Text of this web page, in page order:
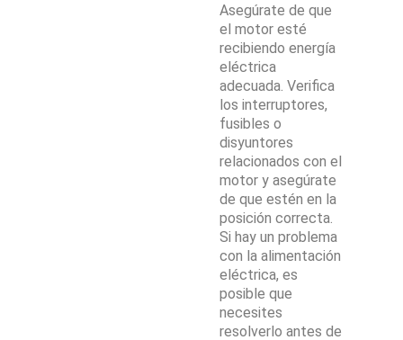
Asegúrate de que
el motor esté
recibiendo energía
eléctrica
adecuada. Verifica
los interruptores,
fusibles o
disyuntores
relacionados con el
motor y asegúrate
de que estén en la
posición correcta.
Si hay un problema
con la alimentación
eléctrica, es
posible que
necesites
resolverlo antes de